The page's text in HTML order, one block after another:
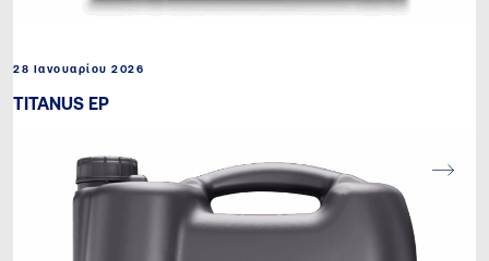
28 Ιανουαρίου 2026
TITANUS EP